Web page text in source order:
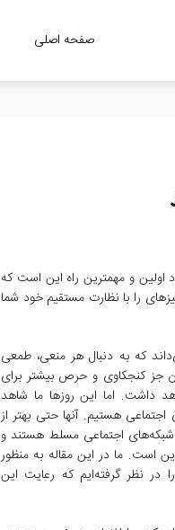
صفحه اصلی
اولین و مهمترین راه این است که
را با نظارت مستقیم خود شما
که به دنبال هر منعی، طمعی
جز کنجکاوی و حرص بیشتر برای
داشت. اما این روزها ما شاهد
هستیم. آنها حتی بهتر از
اجتماعی مسلط هستند و
است. ما در این مقاله به منظور
در نظر گرفته‌ایم که رعایت این